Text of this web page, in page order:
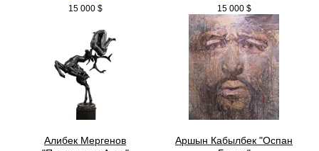
15 000 $ 15 000 $
Алибек Мергенов
Аршын Кабылбек "Оспан